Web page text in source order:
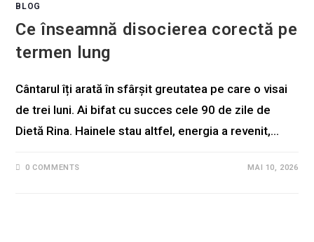
BLOG
Ce înseamnă disocierea corectă pe
termen lung
Cântarul îți arată în sfârșit greutatea pe care o visai
de trei luni. Ai bifat cu succes cele 90 de zile de
Dietă Rina. Hainele stau altfel, energia a revenit,…
0 COMMENTS MAI 10, 2026